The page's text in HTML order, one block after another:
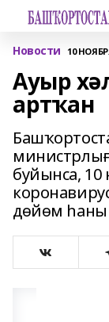
Новости 10
Ауыр
артҡан
буйынса, 10
дөйөм һаны